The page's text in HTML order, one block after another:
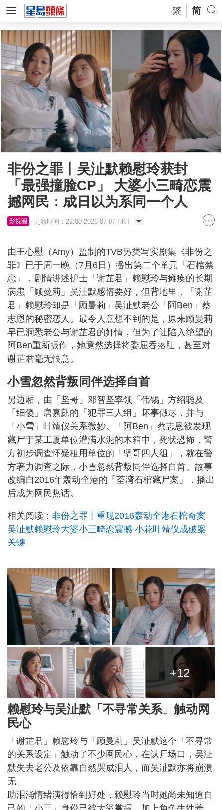
繁 简
非份之罪丨吴沚默赖慰玲获封
「最强撞脸CP」 大婆小三畸恋震
撼网民：成日以为系同一个人
影视圈 更新时间：22:00 2026-07-07 HKT
由王心慰（Amy）监制的TVB另类写实剧集《非份之
罪》已于周一晚（7月6日）播出第二个单元「石棺禁
恋」，剧情讲述护士「谢芷君」赖慰玲与瘫痪的长期
病患「顾曼莉」吴沚默感情要好，但背地里，「谢芷
君」赖慰玲却是「顾曼莉」吴沚默老公「阿Ben」蔡
志恩的秘密恋人。最令人意想不到的是，原来顾曼莉
早已洞悉老公与谢芷君的奸情，但为了让陷入绝望的
阿Ben重新振作，她竟然选择将委屈吞落肚，甚至对
谢芷君毫无恨意。
小雪忽然背叛同伴选择自首
另边厢，由「坚哥」邓智坚率领「伟锡」方绍聪及
「细傻」唐嘉麒的「犯罪三人组」坏事做尽，并与
「小雪」叶靖仪关系微妙。「阿Ben」蔡志恩被发现
藏尸于某工厦单位灌满水泥的木箱中，死状恐怖，警
方初步调查怀疑租用单位的「坚哥四人组」，就在警
方著力调查之际，小雪忽然背叛同伴选择自首。故事
改编自2016年轰动全港的「荃湾石棺藏尸案」，播出
后成为网民热话。
相关阅读： 非份之罪丨重现2016轰动全港石棺奇案
吴沚默赖慰玲大婆小三畸恋震撼 小花叶靖仪成破案
关键
+12
赖慰玲与吴沚默「不寻常关系」触动网
民心
「谢芷君」赖慰玲与「顾曼莉」吴沚默这个「不寻常
的关系设定」触动了不少网民心，在认尸场口，吴沚
默失去老公及依靠自然哭成泪人，而吴沚默亦将崩溃
无
助泪涌情绪演得恰到好处，赖慰玲当时她尚未知道自